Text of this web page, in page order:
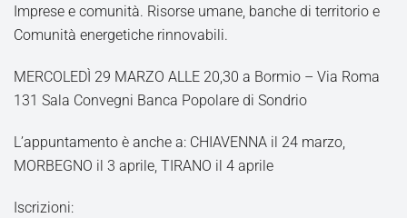
Imprese e comunità. Risorse umane, banche di territorio e
Comunità energetiche rinnovabili.
MERCOLEDÌ 29 MARZO ALLE 20,30 a Bormio – Via Roma
131 Sala Convegni Banca Popolare di Sondrio
L’appuntamento è anche a: CHIAVENNA il 24 marzo,
MORBEGNO il 3 aprile, TIRANO il 4 aprile
Iscrizioni: